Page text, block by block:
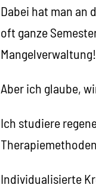
Dabei hat man an
oft ganze
Mangelverwaltung!
Aber ich glaube,
Ich studiere
Individualisierte